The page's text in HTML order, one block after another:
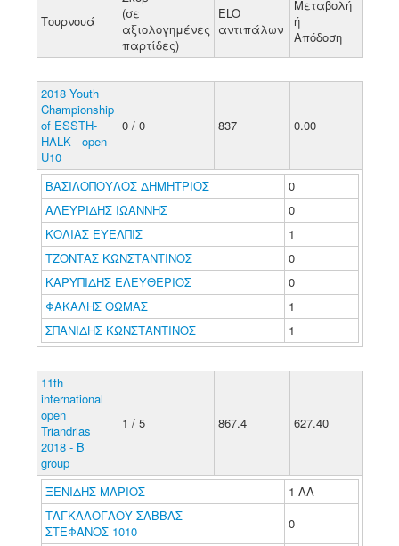
Τουρνουά
(σε
αξιολογημένες
παρτίδες)
ELO
αντιπάλων
Μεταβολή
ή
Απόδοση
2018 Youth
Championship
of ESSTH-
HALK - open
U10
0 / 0 837 0.00
ΒΑΣΙΛΟΠΟΥΛΟΣ ΔΗΜΗΤΡΙΟΣ
0
ΑΛΕΥΡΙΔΗΣ ΙΩΑΝΝΗΣ
0
ΚΟΛΙΑΣ ΕΥΕΛΠΙΣ
1
ΤΖΟΝΤΑΣ ΚΩΝΣΤΑΝΤΙΝΟΣ
0
ΚΑΡΥΠΙΔΗΣ ΕΛΕΥΘΕΡΙΟΣ
0
ΦΑΚΑΛΗΣ ΘΩΜΑΣ
1
ΣΠΑΝΙΔΗΣ ΚΩΝΣΤΑΝΤΙΝΟΣ
1
11th
international
open
Triandrias
2018 - B
group
1 / 5 867.4 627.40
ΞΕΝΙΔΗΣ ΜΑΡΙΟΣ
1 ΑΑ
ΤΑΓΚΑΛΟΓΛΟΥ ΣΑΒΒΑΣ -
ΣΤΕΦΑΝΟΣ 1010
0